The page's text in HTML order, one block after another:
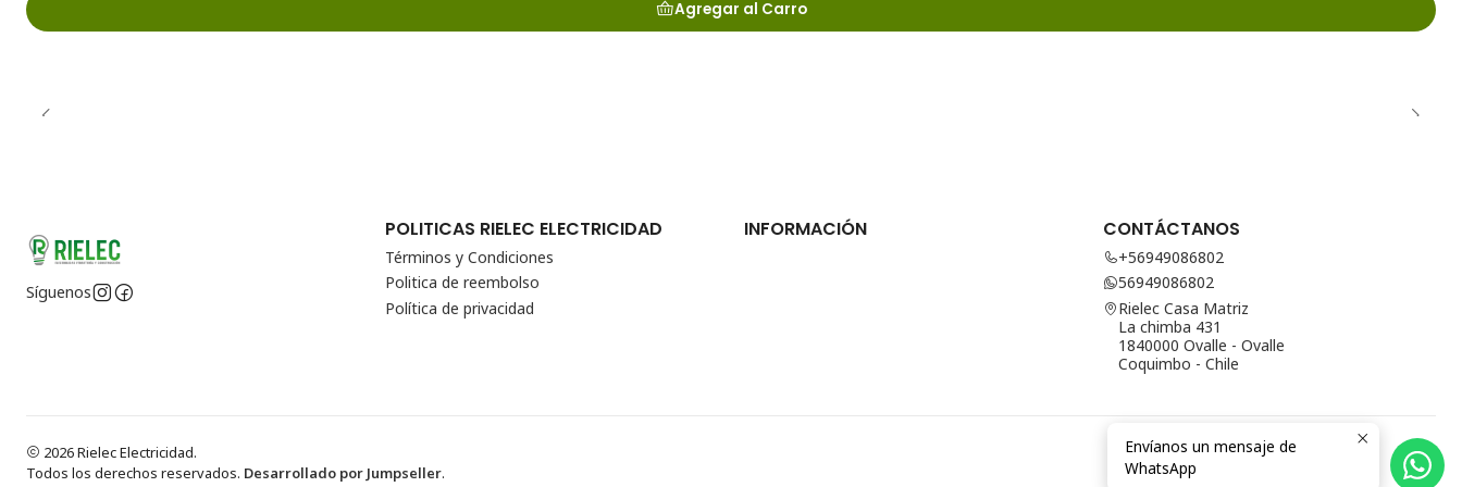
Agregar al Carro
Síguenos
POLITICAS RIELEC ELECTRICIDAD
Términos y Condiciones
Politica de reembolso
Política de privacidad
INFORMACIÓN CONTÁCTANOS
+56949086802
56949086802
Rielec Casa Matriz
La chimba 431
1840000 Ovalle - Ovalle
Coquimbo - Chile
2026 Rielec Electricidad.
Todos los derechos reservados. Desarrollado por Jumpseller.
Envíanos un mensaje de
WhatsApp